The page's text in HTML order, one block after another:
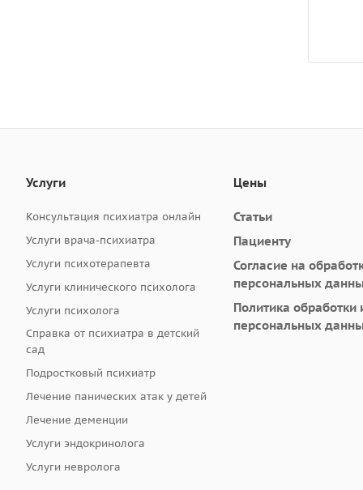
Услуги
Консультация психиатра онлайн
Услуги врача-психиатра
Услуги психотерапевта
Услуги клинического психолога
Услуги психолога
Справка от психиатра в детский
сад
Подростковый психиатр
Лечение панических атак у детей
Лечение деменции
Услуги эндокринолога
Услуги невролога
Цены
Статьи
Пациенту
Согласие на
персональных
Политика
персональных